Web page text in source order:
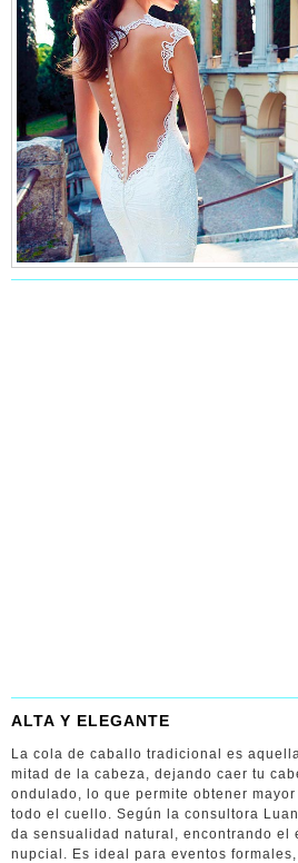
ALTA Y ELEGANTE
La cola de caballo tradicional es
mitad de la cabeza, dejando caer tu
ondulado, lo que permite obtener
todo el cuello. Según la consultora
da sensualidad natural, encontrando el
nupcial. Es ideal para eventos